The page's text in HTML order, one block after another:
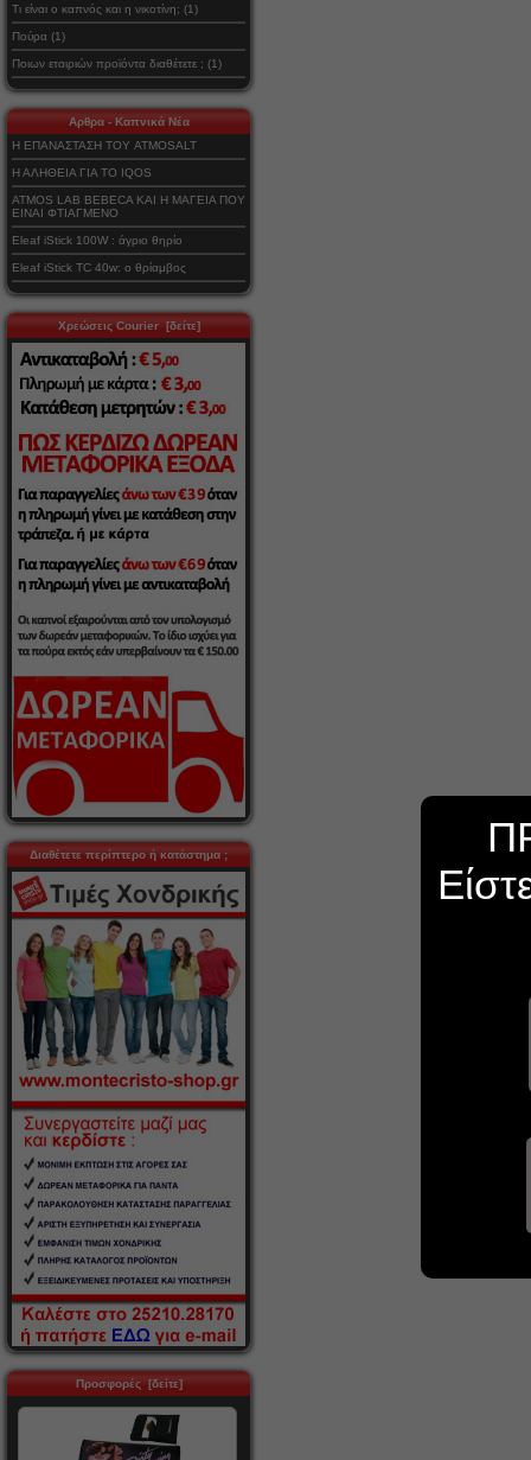
Τι είναι ο καπνός και η νικοτίνη; (1)
Πούρα (1)
Ποιων εταιριών προϊόντα διαθέτετε ; (1)
Αρθρα - Καπνικά Νέα
Η ΕΠΑΝΑΣΤΑΣΗ ΤΟΥ ATMOSALT
Η ΑΛΗΘΕΙΑ ΓΙΑ ΤΟ IQOS
ATMOS LAB BEBECA ΚΑΙ Η ΜΑΓΕΙΑ ΠΟΥ
ΕΙΝΑΙ ΦΤΙΑΓΜΕΝΟ
Eleaf iStick 100W : άγριο θηρίο
Eleaf iStick TC 40w: ο θρίαμβος
Χρεώσεις Courier [δείτε]
Διαθέτετε περίπτερο ή κατάστημα ;
Προσφορές [δείτε]